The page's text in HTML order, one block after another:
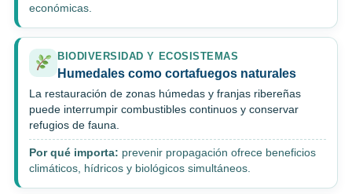
económicas.
BIODIVERSIDAD Y ECOSISTEMAS
Humedales como cortafuegos naturales
La restauración de zonas húmedas y franjas ribereñas
puede interrumpir combustibles continuos y conservar
refugios de fauna.
Por qué importa: prevenir propagación ofrece beneficios
climáticos, hídricos y biológicos simultáneos.